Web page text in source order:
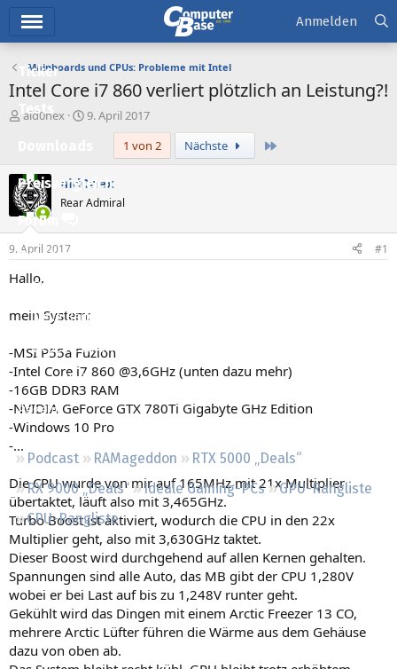
Ticker
Tests
Preisvergleich
Forum
Aktuelles
Empfohlene Inhalte
Neue Beiträge
Neueste Aktivitäten
Leserartikel
Regeln
Podcast RAMageddon
RTX 5000 „Deals“
RX 9000 „Deals“
Ideale Gaming-PCs
GPU-Rangliste
CPU-Rangliste
Anmelden
Mainboards und CPUs: Probleme mit Intel
Intel Core i7 860 verliert plötzlich an Leistung?!
E
e
l
l
e
r
aid0nex
E
e
l
m
9. April 2017
1 von 2
Nächste
aid0nex
Rear Admiral
9. April 2017 #1
Hallo,
mein System:
-MSI P55a Fuzion
-Intel Core i7 860 @3,6GHz (unten dazu mehr)
-16GB DDR3 RAM
-NVIDIA GeForce GTX 780Ti Gigabyte GHz Edition
-Windows 10 Pro
-...
Die CPU wurde von mir auf 165MHz mit 21x Multiplier
übertaktet, läuft also mit 3,465GHz.
Turbo Boost ist aktiviert, wodurch die CPU in den 22x
Multiplier geht, also mit 3,630GHz taktet.
Dieser Boost wird durchgehend auf allen Kernen gehalten.
Spannungen sind alle Auto, das MB gibt der CPU 1,280V
wobei er bei Last auf bis zu 1,248V runter geht.
Gekühlt wird das Dingen mit einem Arctic Freezer 13 CO,
mehrere Arctic Lüfter führen die Wärme aus dem Gehäuse
dazu von oben ab.